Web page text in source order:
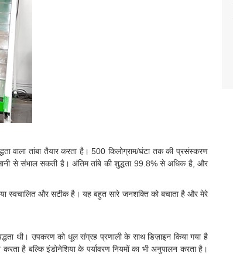
तांबा तैयार करता है। 500 किलोग्राम/घंटा तक की प्रसंस्करण
से संभाल सकती है। अंतिम तांबे की शुद्धता 99.8% से अधिक है, और
स्वचालित और सटीक है। यह बहुत सारे जनशक्ति को बचाता है और मेरे
थी। उपकरण को धूल संग्रह प्रणाली के साथ डिज़ाइन किया गया है
है बल्कि इंडोनेशिया के पर्यावरण नियमों का भी अनुपालन करता है।